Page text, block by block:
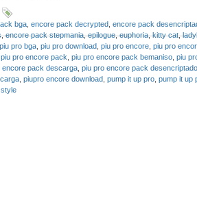
bga encore pack decrypted encore pack
,encore pack stepmania,epilogue,euphoria,kitty cat,
piu pro bga piu pro download piu pro encore piu pro
piu pro encore pack piu pro encore pack bemaniso piu
encore pack descarga piu pro encore pack desencriptado
piupro encore download pump it up pro pump it up